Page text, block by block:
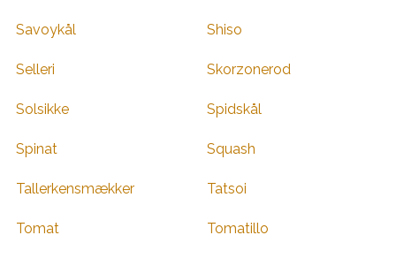
Savoykål Shiso
Selleri Skorzonerod
Solsikke Spidskål
Spinat Squash
Tallerkensmækker Tatsoi
Tomat Tomatillo